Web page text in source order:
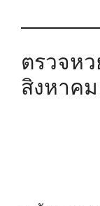
ตรวจห
สิงหาค